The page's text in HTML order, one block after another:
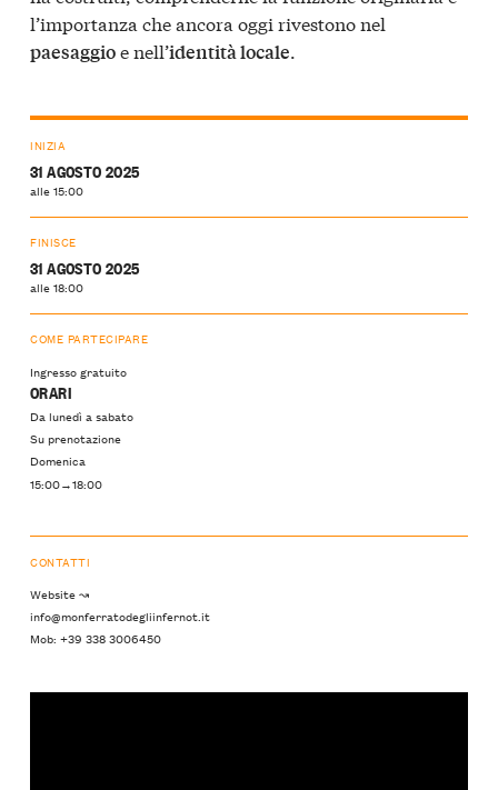
l’importanza che ancora oggi rivestono nel
paesaggioe nell’identità locale.
INIZIA
31 AGOSTO 2025
alle 15:00
FINISCE
31 AGOSTO 2025
alle 18:00
COME PARTECIPARE
Ingresso gratuito
ORARI
Da lunedì a sabato
Su prenotazione
Domenica
15:00→18:00
CONTATTI
Website ↝
info@monferratodegliinfernot.it
Mob: +39 338 3006450